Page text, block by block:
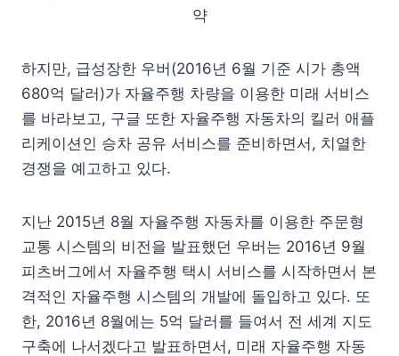
약
하지만, 급성장한 우버(2016년 6월 기준 시가 총액
680억 달러)가 자율주행 차량을 이용한 미래 서비스
를 바라보고, 구글 또한 자율주행 자동차의 킬러 애플
리케이션인 승차 공유 서비스를 준비하면서, 치열한
경쟁을 예고하고 있다.
지난 2015년 8월 자율주행 자동차를 이용한 주문형
교통 시스템의 비전을 발표했던 우버는 2016년 9월
피츠버그에서 자율주행 택시 서비스를 시작하면서 본
격적인 자율주행 시스템의 개발에 돌입하고 있다. 또
한, 2016년 8월에는 5억 달러를 들여서 전 세계 지도
구축에 나서겠다고 발표하면서, 미래 자율주행 자동